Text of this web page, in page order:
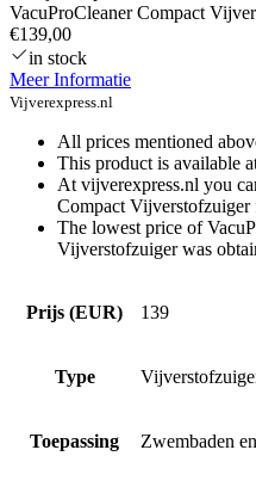
VacuProCleaner Compact
€139,00
in stock
Meer Informatie
Vijverexpress.nl
All prices mentioned
This product is available
At vijverexpress.nl you
Compact
The lowest price of
Vijverstofzuiger was
Prijs (EUR) 139
Type
Toepassing Zwembaden